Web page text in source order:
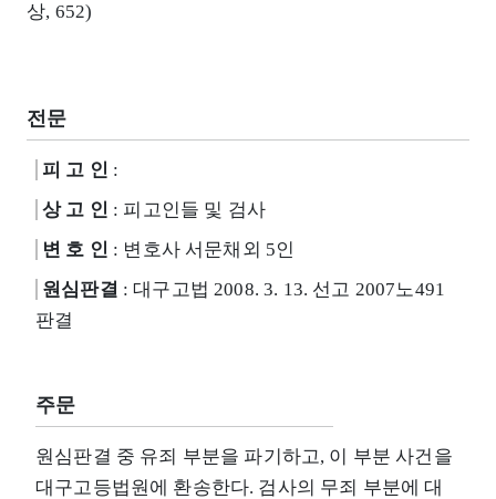
상, 652)
전문
피 고 인 :
상 고 인 : 피고인들 및 검사
변 호 인 : 변호사 서문채외 5인
원심판결 : 대구고법 2008. 3. 13. 선고 2007노491
판결
주문
원심판결 중 유죄 부분을 파기하고, 이 부분 사건을
대구고등법원에 환송한다. 검사의 무죄 부분에 대